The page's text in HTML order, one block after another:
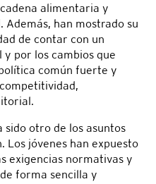
alimentaria y
han mostrado su
de contar con un
por los cambios que
común fuerte y
sido otro de los asuntos
Los jóvenes han expuesto
exigencias normativas y
forma sencilla y